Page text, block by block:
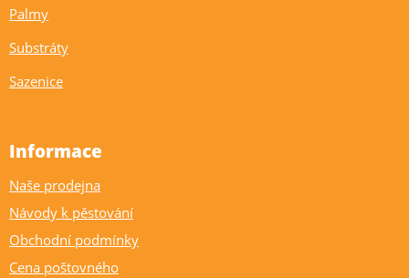
Palmy
Substráty
Sazenice
Informace
Naše prodejna
Návody k pěstování
Obchodní podmínky
Cena poštovného